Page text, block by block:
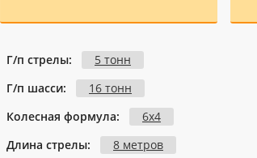
Г/п стрелы:
5 тонн
Г/п шасси:
16 тонн
Колесная формула:
6х4
Длина стрелы:
8 метров